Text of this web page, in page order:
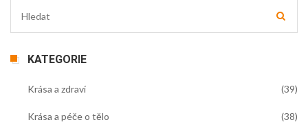
KATEGORIE
Krása a zdraví (39)
Krása a péče o tělo (38)